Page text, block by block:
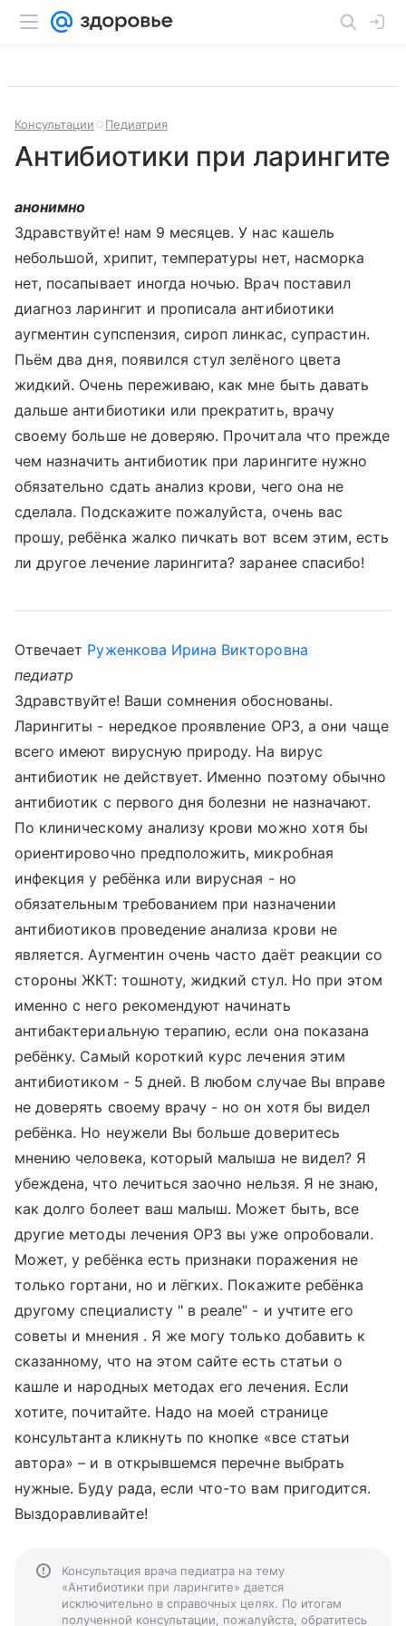
Консультации Педиатрия
Антибиотики при ларингите
анонимно
Здравствуйте! нам 9 месяцев. У нас кашель
небольшой, хрипит, температуры нет, насморка
нет, посапывает иногда ночью. Врач поставил
диагноз ларингит и прописала антибиотики
аугментин супспензия, сироп линкас, супрастин.
Пьём два дня, появился стул зелёного цвета
жидкий. Очень переживаю, как мне быть давать
дальше антибиотики или прекратить, врачу
своему больше не доверяю. Прочитала что прежде
чем назначить антибиотик при ларингите нужно
обязательно сдать анализ крови, чего она не
сделала. Подскажите пожалуйста, очень вас
прошу, ребёнка жалко пичкать вот всем этим, есть
ли другое лечение ларингита? заранее спасибо!
Отвечает Руженкова Ирина Викторовна
педиатр
Здравствуйте! Ваши сомнения обоснованы.
Ларингиты - нередкое проявление ОРЗ, а они чаще
всего имеют вирусную природу. На вирус
антибиотик не действует. Именно поэтому обычно
антибиотик с первого дня болезни не назначают.
По клиническому анализу крови можно хотя бы
ориентировочно предположить, микробная
инфекция у ребёнка или вирусная - но
обязательным требованием при назначении
антибиотиков проведение анализа крови не
является. Аугментин очень часто даёт реакции со
стороны ЖКТ: тошноту, жидкий стул. Но при этом
именно с него рекомендуют начинать
антибактериальную терапию, если она показана
ребёнку. Самый короткий курс лечения этим
антибиотиком - 5 дней. В любом случае Вы вправе
не доверять своему врачу - но он хотя бы видел
ребёнка. Но неужели Вы больше доверитесь
мнению человека, который малыша не видел? Я
убеждена, что лечиться заочно нельзя. Я не знаю,
как долго болеет ваш малыш. Может быть, все
другие методы лечения ОРЗ вы уже опробовали.
Может, у ребёнка есть признаки поражения не
только гортани, но и лёгких. Покажите ребёнка
другому специалисту " в реале" - и учтите его
советы и мнения . Я же могу только добавить к
сказанному, что на этом сайте есть статьи о
кашле и народных методах его лечения. Если
хотите, почитайте. Надо на моей странице
консультанта кликнуть по кнопке «все статьи
автора» – и в открывшемся перечне выбрать
нужные. Буду рада, если что-то вам пригодится.
Выздоравливайте!
Консультация врача педиатра на тему
«Антибиотики при ларингите» дается
исключительно в справочных целях. По итогам
полученной консультации, пожалуйста, обратитесь